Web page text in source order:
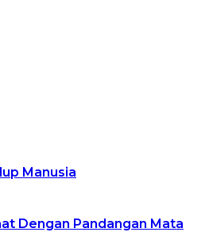
Manusia
Dengan Pandangan Mata